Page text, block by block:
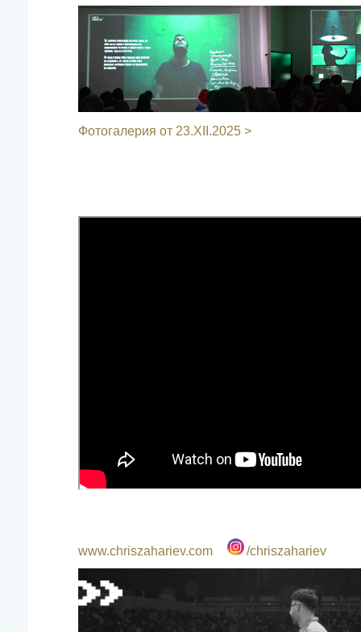
Фотогалерия от 23.XII.2025 >
www.chriszahariev.com /chriszahariev